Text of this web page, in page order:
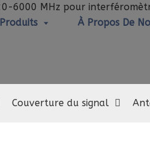
Produits À Propos De
Couverture du signal